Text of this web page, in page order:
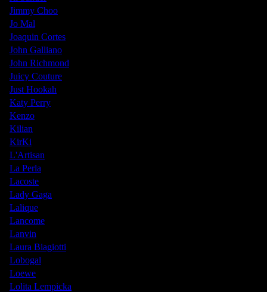
Jimmy Choo
Jo Mal
Joaquin Cortes
John Galliano
John Richmond
Juicy Couture
Just Hookah
Katy Perry
Kenzo
Kilian
KirKi
L'Artisan
La Perla
Lacoste
Lady Gaga
Lalique
Lancome
Lanvin
Laura Biagiotti
Lobogal
Loewe
Lolita Lempicka